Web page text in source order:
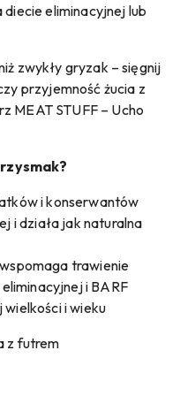
diecie eliminacyjnej lub
zwykły gryzak – sięgnij
przyjemność żucia z
MEAT STUFF – Ucho
i konserwantów
i działa jak naturalna
trawienie
i BARF
wielkości i wieku
z futrem